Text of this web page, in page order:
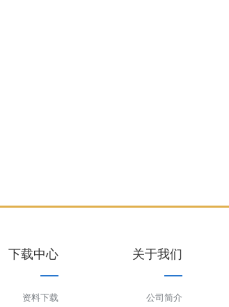
下载中心
资料下载
关于我们
公司简介